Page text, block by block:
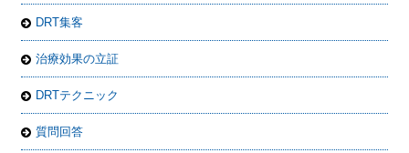
DRT集客
治療効果の立証
DRTテクニック
質問回答